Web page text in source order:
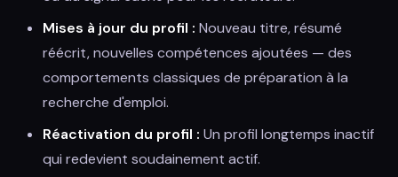
Mises à jour du profil : Nouveau titre, résumé
réécrit, nouvelles compétences ajoutées — des
comportements classiques de préparation à la
recherche d'emploi.
Réactivation du profil : Un profil longtemps inactif
qui redevient soudainement actif.